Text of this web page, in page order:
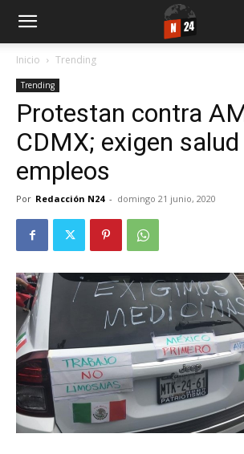
Inicio Trending
Trending
Protestan contra
CDMX; exigen
empleos
Por Redacción N24 - domingo 21 junio, 2020